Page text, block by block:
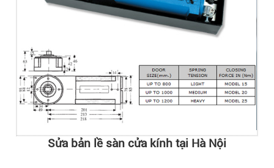
Sửa bản lề sàn cửa kính tại Hà Nội